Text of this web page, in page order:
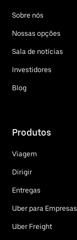
Sobre nós
Nossas opções
Sala de notícias
Investidores
Blog
Produtos
Viagem
Dirigir
Entregas
Uber para Empresas
Uber Freight